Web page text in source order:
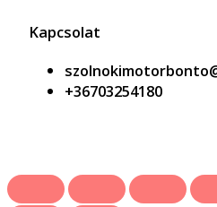
Kapcsolat
+36703254180